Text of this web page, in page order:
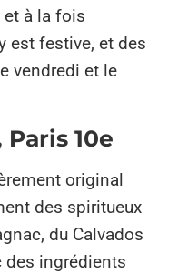
à la fois
est festive, et des
vendredi et le
10e
original
des spiritueux
du Calvados
des ingrédients